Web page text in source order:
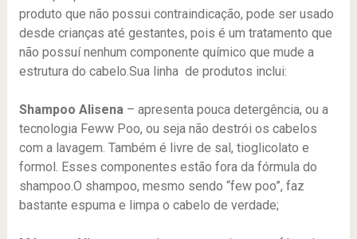
produto que não possui contraindicação, pode ser usado
desde crianças até gestantes, pois é um tratamento que
não possuí nenhum componente químico que mude a
estrutura do cabelo.Sua linha de produtos inclui:
Shampoo Alisena– apresenta pouca detergência, ou a
tecnologia Feww Poo, ou seja não destrói os cabelos
com a lavagem. Também é livre de sal, tioglicolato e
formol. Esses componentes estão fora da fórmula do
shampoo.O shampoo, mesmo sendo “few poo”, faz
bastante espuma e limpa o cabelo de verdade;